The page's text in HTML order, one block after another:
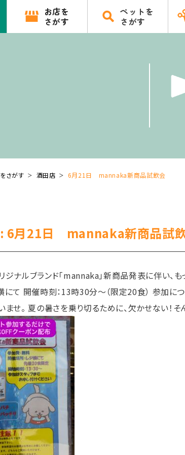
お店を
さがす
ペットを
さがす
さがす 酒田店 6月21日 mannaka新商品試飲会
6月21日 mannaka新商品試
ジナルブランド「mannaka」新商品発表に伴い、
にて 開催時刻：13時30分～（限定20食） 参加に
ませ。 夏の暑さを乗り切るために、欠かせない！